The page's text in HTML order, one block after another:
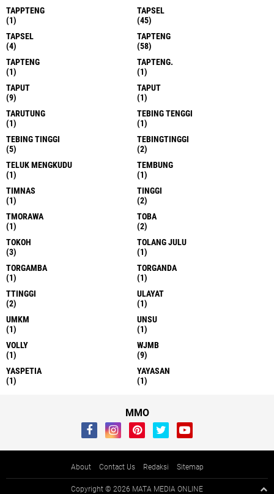
TAPPTENG
(1)
TAPSEL
(45)
TAPSEL
(4)
TAPTENG
(58)
TAPTENG
(1)
TAPTENG.
(1)
TAPUT
(9)
TAPUT
(1)
TARUTUNG
(1)
TEBING TENGGI
(1)
TEBING TINGGI
(5)
TEBINGTINGGI
(2)
TELUK MENGKUDU
(1)
TEMBUNG
(1)
TIMNAS
(1)
TINGGI
(2)
TMORAWA
(1)
TOBA
(2)
TOKOH
(3)
TOLANG JULU
(1)
TORGAMBA
(1)
TORGANDA
(1)
TTINGGI
(2)
ULAYAT
(1)
UMKM
(1)
UNSU
(1)
VOLLY
(1)
WJMB
(9)
YASPETIA
(1)
YAYASAN
(1)
MMO
About Contact Us Redaksi Sitemap
Copyright © 2026 MATA MEDIA ONLINE